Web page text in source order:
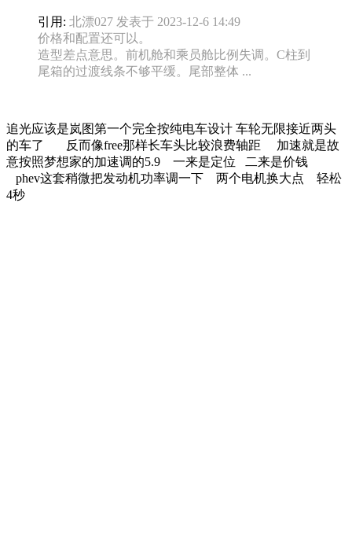
引用: 北漂027 发表于 2023-12-6 14:49
价格和配置还可以。
造型差点意思。前机舱和乘员舱比例失调。C柱到
尾箱的过渡线条不够平缓。尾部整体 ...
追光应该是岚图第一个完全按纯电车设计 车轮无限接近两头
的车了 反而像free那样长车头比较浪费轴距 加速就是故
意按照梦想家的加速调的5.9 一来是定位 二来是价钱
phev这套稍微把发动机功率调一下 两个电机换大点 轻松
4秒